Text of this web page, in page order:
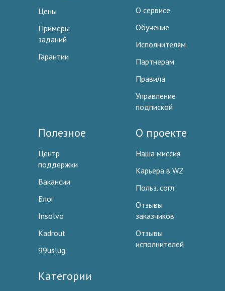
Цены
Примеры
заданий
Гарантии
О сервисе
Обучение
Исполнителям
Партнерам
Правила
Управление
подпиской
Полезное
Центр
поддержки
Вакансии
Блог
Insolvo
Kadrout
99uslug
О проекте
Наша миссия
Карьера в WZ
Польз. согл.
Отзывы
заказчиков
Отзывы
исполнителей
Категории